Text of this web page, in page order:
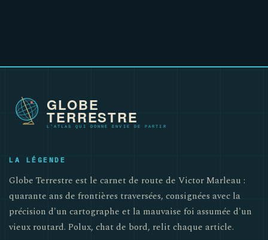
LA LÉGENDE
Globe Terrestre est le carnet de route de Victor Marleau :
quarante ans de frontières traversées, consignées avec la
précision d'un cartographe et la mauvaise foi assumée d'un
vieux routard. Polux, chat de bord, relit chaque article.